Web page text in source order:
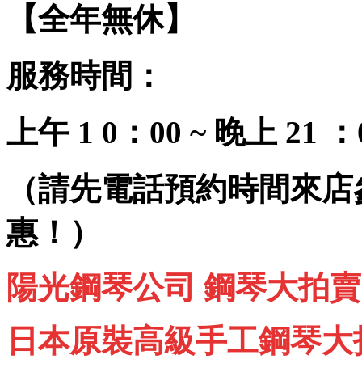
【全年無休】
服務時間：
上午 1 0：00 ~ 晚上 21
（請先電話預約時間來
惠！）
陽光鋼琴公司 鋼琴大拍賣
日本原裝高級手工鋼琴